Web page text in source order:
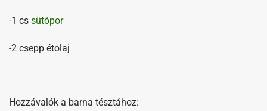
-1 cs sütőpor
-2 csepp étolaj
Hozzávalók a barna tésztához: